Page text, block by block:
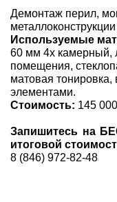
Демонтаж перил,
Используемые
60 мм 4х камерный,
помещения,
матовая
элементами.
Стоимость: 145
Запишитесь на
итоговой
8 (846) 972-82-48